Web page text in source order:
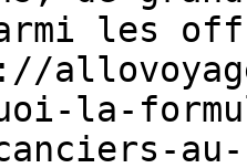
les
la-